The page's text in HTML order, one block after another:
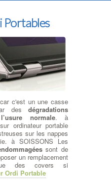
Portables
c'est un une casse
des dégradations
normale. à
ordinateur portable
sur les nappes
à SOISSONS Les
sont de
un remplacement
des covers si
Ordi Portable